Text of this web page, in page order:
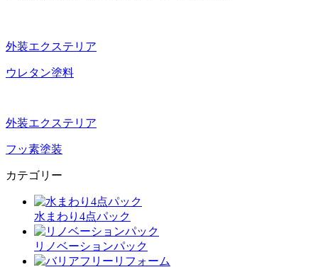
外装エクステリア
ウレタン塗料
外装エクステリア
フッ素塗装
カテゴリー
水まわり4点パック
リノベーションパック